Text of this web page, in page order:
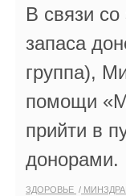
В связи
запаса
группа),
помощи
прийти в
донорами.
ЗДОРОВЬЕ